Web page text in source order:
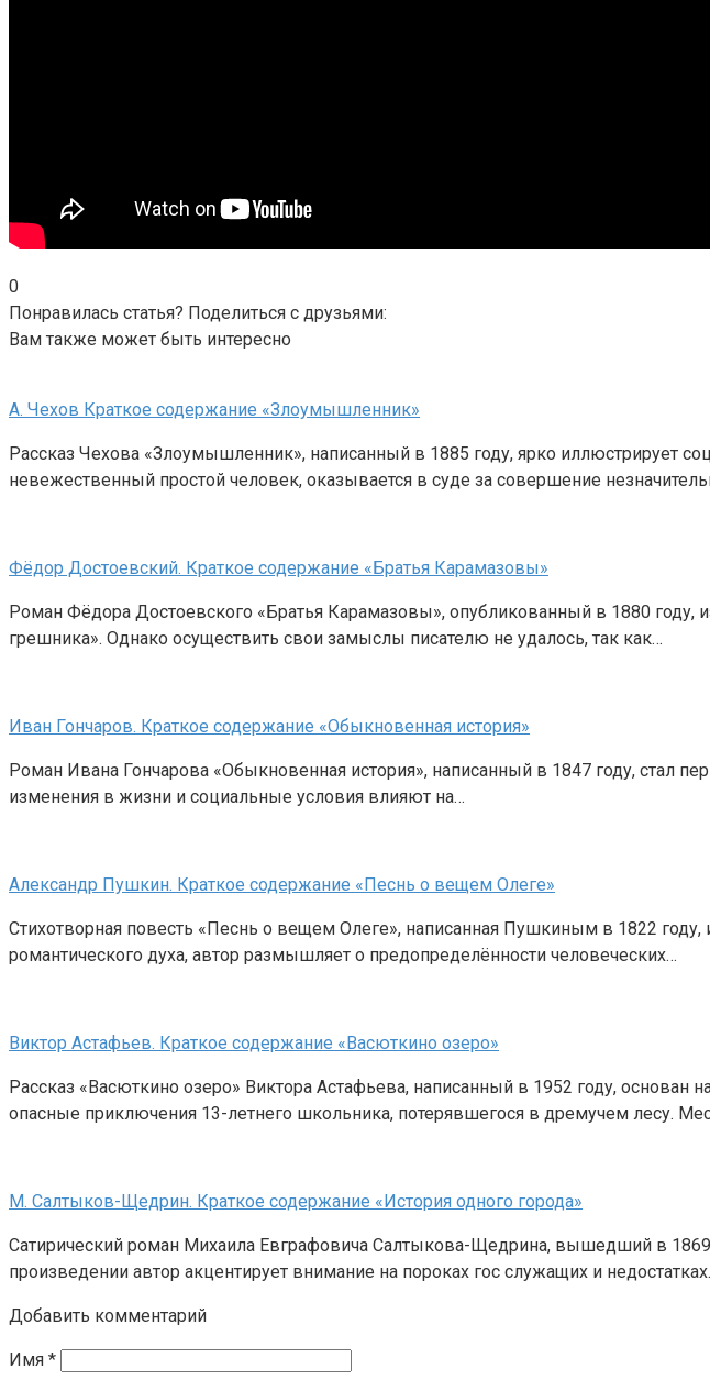
0
Понравилась статья? Поделиться с друзьями:
Вам также может быть интересно
А. Чехов Краткое содержание «Злоумышленник»
Рассказ Чехова «Злоумышленник», написанный в 1885 году, ярко иллюстрирует
невежественный простой человек, оказывается в суде за совершение
Фёдор Достоевский. Краткое содержание «Братья Карамазовы»
Роман Фёдора Достоевского «Братья Карамазовы», опубликованный в 1880 году,
грешника». Однако осуществить свои замыслы писателю не удалось, так как…
Иван Гончаров. Краткое содержание «Обыкновенная история»
Роман Ивана Гончарова «Обыкновенная история», написанный в 1847 году, стал
изменения в жизни и социальные условия влияют на…
Александр Пушкин. Краткое содержание «Песнь о вещем Олеге»
Стихотворная повесть «Песнь о вещем Олеге», написанная Пушкиным в 1822
романтического духа, автор размышляет о предопределённости человеческих…
Виктор Астафьев. Краткое содержание «Васюткино озеро»
Рассказ «Васюткино озеро» Виктора Астафьева, написанный в 1952 году,
опасные приключения 13-летнего школьника, потерявшегося в дремучем лесу.
М. Салтыков-Щедрин. Краткое содержание «История одного города»
Сатирический роман Михаила Евграфовича Салтыкова-Щедрина, вышедший в
произведении автор акцентирует внимание на пороках гос служащих и
Добавить комментарий
Имя *